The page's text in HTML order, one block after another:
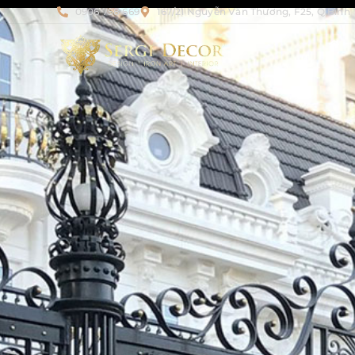
0906 758 669 167/21 Nguyễn Văn Thương, F25, Q.Bình